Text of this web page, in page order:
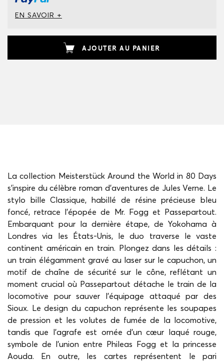
EN SAVOIR +
AJOUTER AU PANIER
La collection Meisterstück Around the World in 80 Days
s'inspire du célèbre roman d'aventures de Jules Verne. Le
stylo bille Classique, habillé de résine précieuse bleu
foncé, retrace l'épopée de Mr. Fogg et Passepartout.
Embarquant pour la dernière étape, de Yokohama à
Londres via les États-Unis, le duo traverse le vaste
continent américain en train. Plongez dans les détails :
un train élégamment gravé au laser sur le capuchon, un
motif de chaîne de sécurité sur le cône, reflétant un
moment crucial où Passepartout détache le train de la
locomotive pour sauver l'équipage attaqué par des
Sioux. Le design du capuchon représente les soupapes
de pression et les volutes de fumée de la locomotive,
tandis que l’agrafe est ornée d'un cœur laqué rouge,
symbole de l'union entre Phileas Fogg et la princesse
Aouda. En outre, les cartes représentent le pari